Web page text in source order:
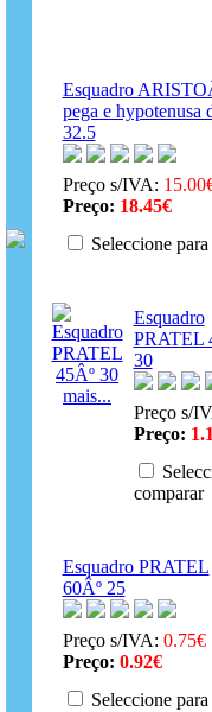
Esquadro
pega e hypotenusa
32.5
Preço s/IVA:
Preço: 18.45€
Seleccione
mais...
Esquadro
PRATEL
30
Preço s/
Preço:
comparar
Esquadro PRATEL
60Âº 25
Preço s/IVA: 0.75€
Preço: 0.92€
Seleccione